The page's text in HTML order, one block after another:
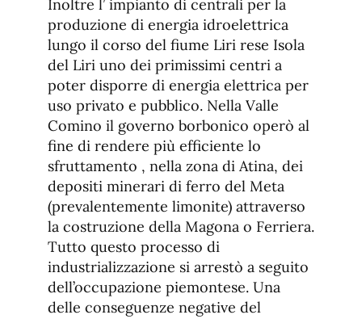
Inoltre l’ impianto di centrali per la
produzione di energia idroelettrica
lungo il corso del fiume Liri rese Isola
del Liri uno dei primissimi centri a
poter disporre di energia elettrica per
uso privato e pubblico. Nella Valle
Comino il governo borbonico operò al
fine di rendere più efficiente lo
sfruttamento , nella zona di Atina, dei
depositi minerari di ferro del Meta
(prevalentemente limonite) attraverso
la costruzione della Magona o Ferriera.
Tutto questo processo di
industrializzazione si arrestò a seguito
dell’occupazione piemontese. Una
delle conseguenze negative del